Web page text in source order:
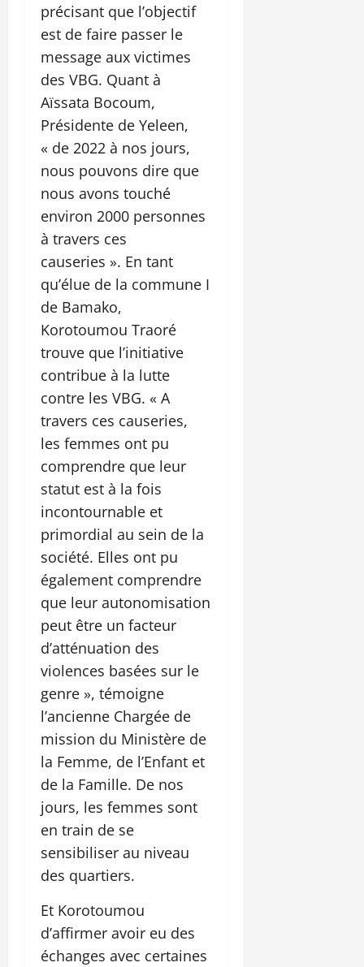
précisant que l’objectif
est de faire passer le
message aux victimes
des VBG. Quant à
Aïssata Bocoum,
Présidente de Yeleen,
« de 2022 à nos jours,
nous pouvons dire que
nous avons touché
environ 2000 personnes
à travers ces
causeries ». En tant
qu’élue de la commune I
de Bamako,
Korotoumou Traoré
trouve que l’initiative
contribue à la lutte
contre les VBG. « A
travers ces causeries,
les femmes ont pu
comprendre que leur
statut est à la fois
incontournable et
primordial au sein de la
société. Elles ont pu
également comprendre
que leur autonomisation
peut être un facteur
d’atténuation des
violences basées sur le
genre », témoigne
l’ancienne Chargée de
mission du Ministère de
la Femme, de l’Enfant et
de la Famille. De nos
jours, les femmes sont
en train de se
sensibiliser au niveau
des quartiers.
Et Korotoumou
d’affirmer avoir eu des
échanges avec certaines